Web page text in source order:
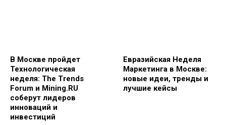
В Москве пройдет
Технологическая
неделя: The Trends
Forum и Mining.RU
соберут лидеров
инноваций и
инвестиций
Евразийская Неделя
Маркетинга в Москве:
новые идеи, тренды и
лучшие кейсы